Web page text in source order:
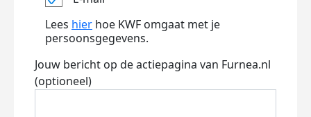
Lees hier hoe KWF omgaat met je
persoonsgegevens.
Jouw bericht op de actiepagina van Furnea.nl
(optioneel)